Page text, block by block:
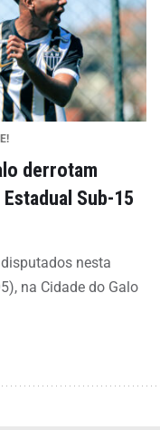
derrotam
Sub-15
nesta
na Cidade do Galo